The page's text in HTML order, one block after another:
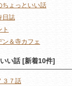
ちょっといい話
日誌
ト
ン＆寺カフェ
い話 [新着10件]
３７話